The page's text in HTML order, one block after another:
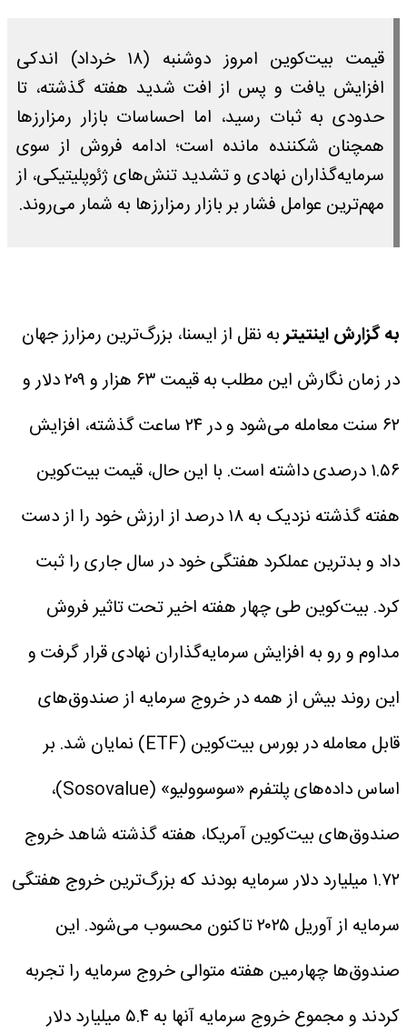
قیمت بیت‌کوین امروز دوشنبه (۱۸ خرداد) اندکی
افزایش یافت و پس از افت شدید هفته گذشته، تا
حدودی به ثبات رسید، اما احساسات بازار رمزارزها
همچنان شکننده مانده است؛ ادامه فروش از سوی
سرمایه‌گذاران نهادی و تشدید تنش‌های ژئوپلیتیکی، از
مهم‌ترین عوامل فشار بر بازار رمزارزها به شمار می‌روند.
به گزارش اینتیتربه نقل از ایسنا، بزرگ‌ترین رمزارز جهان
در زمان نگارش این مطلب به قیمت ۶۳ هزار و ۲۰۹ دلار و
۶۲ سنت معامله می‌شود و در ۲۴ ساعت گذشته، افزایش
۱.۵۶ درصدی داشته است. با این حال، قیمت بیت‌کوین
هفته گذشته نزدیک به ۱۸ درصد از ارزش خود را از دست
داد و بدترین عملکرد هفتگی خود در سال جاری را ثبت
کرد. بیت‌کوین طی چهار هفته اخیر تحت تاثیر فروش
مداوم و رو به افزایش سرمایه‌گذاران نهادی قرار گرفت و
این روند بیش از همه در خروج سرمایه از صندوق‌های
قابل معامله در بورس بیت‌کوین (ETF) نمایان شد.
بر
اساس داده‌های پلتفرم «سوسوولیو» (Sosovalue)،
صندوق‌های بیت‌کوین آمریکا، هفته گذشته شاهد خروج
۱.۷۲ میلیارد دلار سرمایه بودند که بزرگ‌ترین خروج هفتگی
سرمایه از آوریل ۲۰۲۵ تاکنون محسوب می‌شود. این
صندوق‌ها چهارمین هفته متوالی خروج سرمایه را تجربه
کردند و مجموع خروج سرمایه آنها به ۵.۴ میلیارد دلار